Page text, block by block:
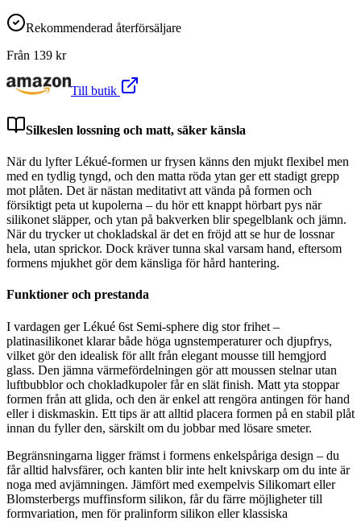
Rekommenderad återförsäljare
Från 139 kr
Till butik
Silkeslen lossning och matt, säker känsla
När du lyfter Lékué-formen ur frysen känns den mjukt flexibel men
med en tydlig tyngd, och den matta röda ytan ger ett stadigt grepp
mot plåten. Det är nästan meditativt att vända på formen och
försiktigt peta ut kupolerna – du hör ett knappt hörbart pys när
silikonet släpper, och ytan på bakverken blir spegelblank och jämn.
När du trycker ut chokladskal är det en fröjd att se hur de lossnar
hela, utan sprickor. Dock kräver tunna skal varsam hand, eftersom
formens mjukhet gör dem känsliga för hård hantering.
Funktioner och prestanda
I vardagen ger Lékué 6st Semi-sphere dig stor frihet –
platinasilikonet klarar både höga ugnstemperaturer och djupfrys,
vilket gör den idealisk för allt från elegant mousse till hemgjord
glass. Den jämna värmefördelningen gör att moussen stelnar utan
luftbubblor och chokladkupoler får en slät finish. Matt yta stoppar
formen från att glida, och den är enkel att rengöra antingen för hand
eller i diskmaskin. Ett tips är att alltid placera formen på en stabil plåt
innan du fyller den, särskilt om du jobbar med lösare smeter.
Begränsningarna ligger främst i formens enkelspåriga design – du
får alltid halvsfärer, och kanten blir inte helt knivskarp om du inte är
noga med avjämningen. Jämfört med exempelvis Silikomart eller
Blomsterbergs muffinsform silikon, får du färre möjligheter till
formvariation, men för pralinform silikon eller klassiska